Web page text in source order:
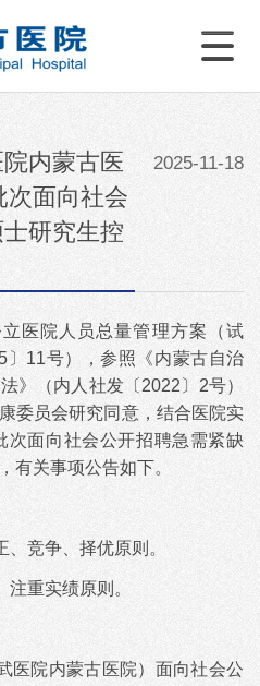
内蒙古医
次面向社会
研究生控
2025-11-18
医院人员总量管理方案（试
〕11号），参照《内蒙古自治
》（内人社发〔2022〕2号）
委员会研究同意，结合医院实
次面向社会公开招聘急需紧缺
有关事项公告如下。
、竞争、择优原则。
注重实绩原则。
医院内蒙古医院）面向社会公